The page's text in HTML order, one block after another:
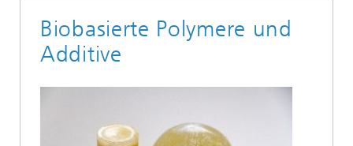
Biobasierte Polymere und
Additive